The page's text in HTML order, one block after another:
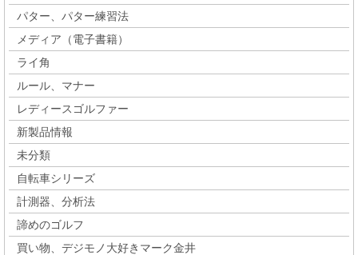
パター、パター練習法
メディア（電子書籍）
ライ角
ルール、マナー
レディースゴルファー
新製品情報
未分類
自転車シリーズ
計測器、分析法
諦めのゴルフ
買い物、デジモノ大好きマーク金井